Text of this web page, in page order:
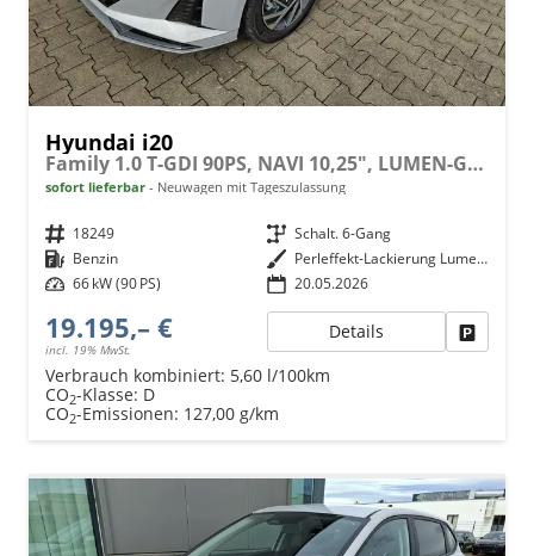
Hyundai i20
Family 1.0 T-GDI 90PS, NAVI 10,25", LUMEN-GREY METALLIC, Winter-Pack: Sitzheizung + Lenkradheizung, 16" ALU, Klimaautomatik, Privacy-Glas, Parksensoren hinten, Rückfahrkamera, Tempomat, Lederlenkrad, Reserverad, Alarm, Armlehne, 4x elektr. Fensterheber
sofort lieferbar Neuwagen mit Tageszulassung
Fahrzeugnr. 18249 Getriebe Schalt. 6-Gang
Kraftstoff Benzin Außenfarbe
Perleffekt-Lackierung Lumen-Grey
Leistung 66 kW (90 PS) 20.05.2026
19.195,– €
incl. 19% MwSt.
Details
Verbrauch kombiniert: 5,60 l/100km
CO2-Klasse: D
CO2-Emissionen: 127,00 g/km